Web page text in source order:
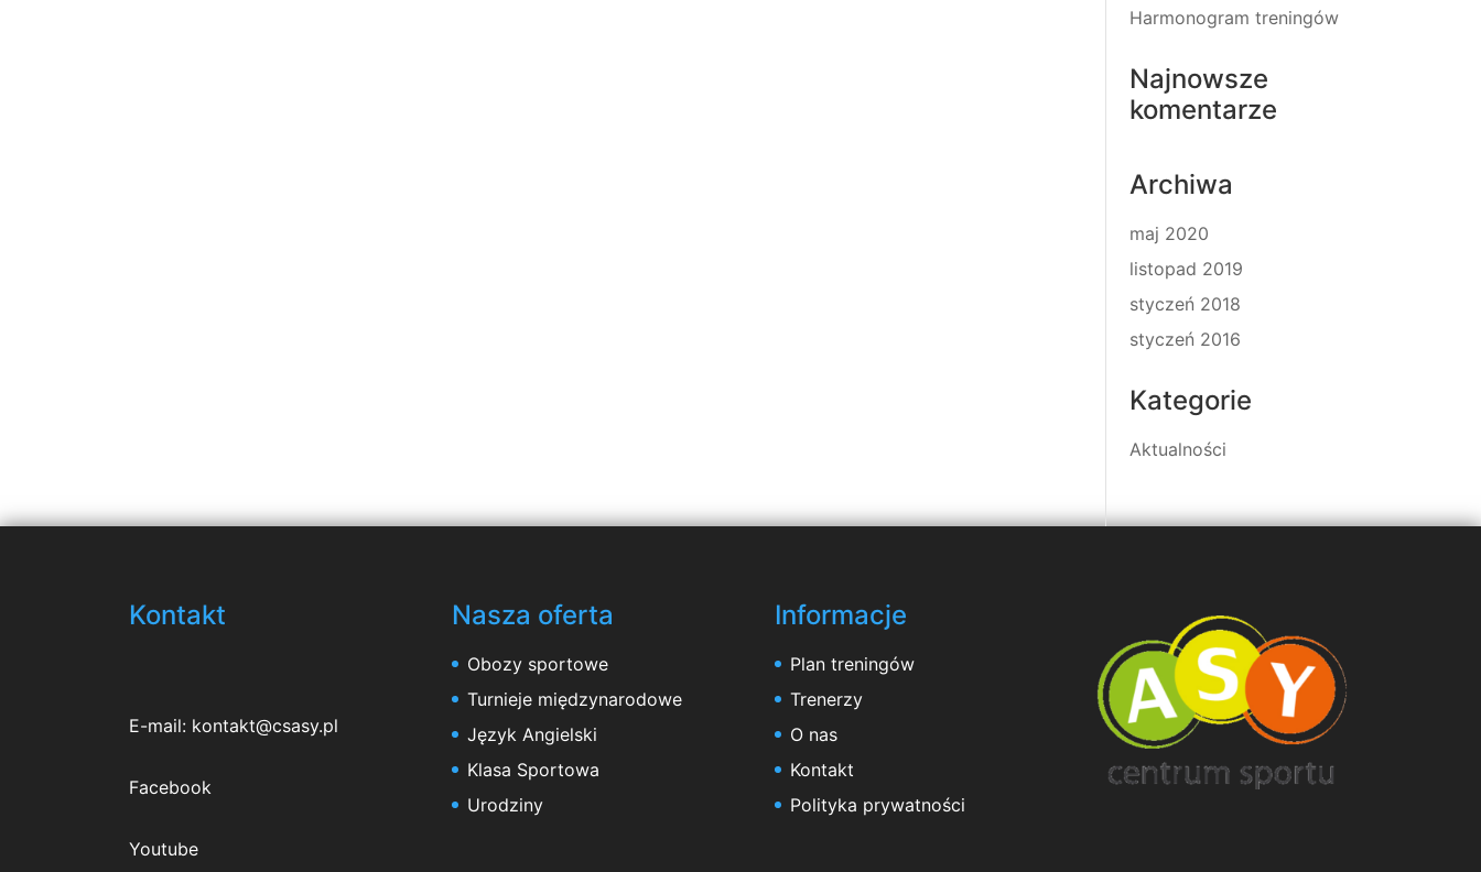
Harmonogram treningów
Najnowsze
komentarze
Archiwa
maj 2020
listopad 2019
styczeń 2018
styczeń 2016
Kategorie
Aktualności
Kontakt
E-mail: kontakt@csasy.pl
Facebook
Youtube
Nasza oferta
Obozy sportowe
Turnieje międzynarodowe
Język Angielski
Klasa Sportowa
Urodziny
Informacje
Plan treningów
Trenerzy
O nas
Kontakt
Polityka prywatności